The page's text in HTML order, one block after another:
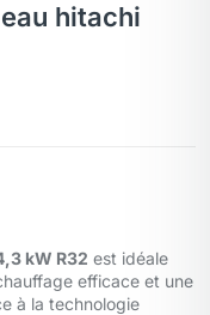
hitachi
kW R32 est idéale
efficace et une
à la technologie